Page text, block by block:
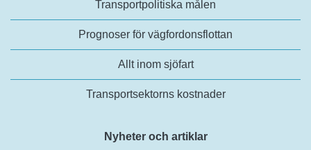
Transportpolitiska målen
Prognoser för vägfordonsflottan
Allt inom sjöfart
Transportsektorns kostnader
Nyheter och artiklar